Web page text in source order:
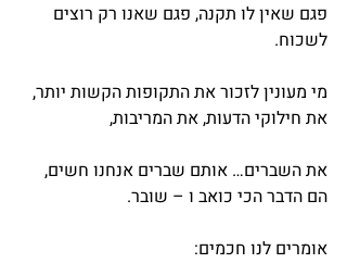
פגם שאין לו תקנה, פגם שאנו רק רוצים
לשכוח.
מי מעונין לזכור את התקופות הקשות יותר,
את חילוקי הדעות, את המריבות,
את השברים… אותם שברים אנחנו חשים,
הם הדבר הכי כואב ו – שובר.
אומרים לנו חכמים: